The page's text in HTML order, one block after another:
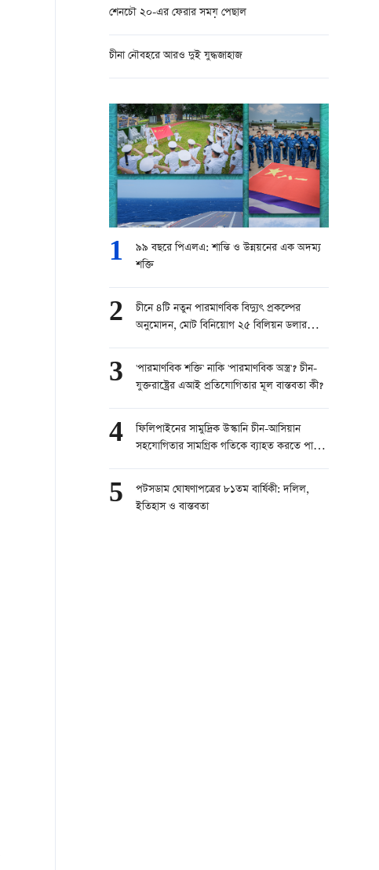
শেনচৌ ২০-এর ফেরার সময় পেছাল
চীনা নৌবহরে আরও দুই যুদ্ধজাহাজ
1
৯৯ বছরে পিএলএ: শান্তি ও উন্নয়নের এক অদম্য
শক্তি
2
চীনে ৪টি নতুন পারমাণবিক বিদ্যুৎ প্রকল্পের
অনুমোদন, মোট বিনিয়োগ ২৫ বিলিয়ন ডলার
3
'পারমাণবিক শক্তি' নাকি 'পারমাণবিক অস্ত্র'? চীন-
যুক্তরাষ্ট্রের এআই প্রতিযোগিতার মূল বাস্তবতা কী?
4
ফিলিপাইনের সামুদ্রিক উস্কানি চীন-আসিয়ান
সহযোগিতার সামগ্রিক গতিকে ব্যাহত করতে পারবে
5
পটসডাম ঘোষণাপত্রের ৮১তম বার্ষিকী: দলিল,
ইতিহাস ও বাস্তবতা